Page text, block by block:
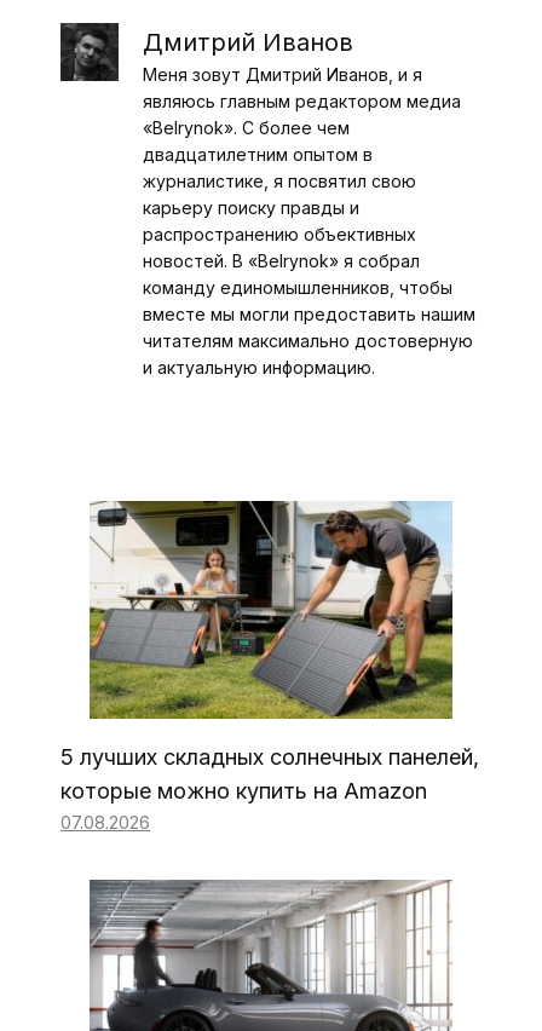
Дмитрий Иванов
Меня зовут Дмитрий Иванов, и я
являюсь главным редактором медиа
«Belrynok». С более чем
двадцатилетним опытом в
журналистике, я посвятил свою
карьеру поиску правды и
распространению объективных
новостей. В «Belrynok» я собрал
команду единомышленников, чтобы
вместе мы могли предоставить нашим
читателям максимально достоверную
и актуальную информацию.
5 лучших складных солнечных панелей,
которые можно купить на Amazon
07.08.2026